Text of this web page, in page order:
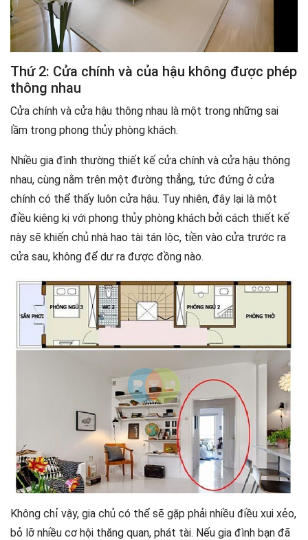
Thứ 2: Cửa chính và của hậu không được phép
thông nhau
Cửa chính và cửa hậu thông nhau là một trong những sai
lầm trong phong thủy phòng khách.
Nhiều gia đình thường thiết kế cửa chính và cửa hậu thông
nhau, cùng nằm trên một đường thẳng, tức đứng ở cửa
chính có thể thấy luôn cửa hậu. Tuy nhiên, đây lại là một
điều kiêng kị với phong thủy phòng khách bởi cách thiết kế
này sẽ khiến chủ nhà hao tài tán lộc, tiền vào cửa trước ra
cửa sau, không để dư ra được đồng nào.
Không chỉ vậy, gia chủ có thể sẽ gặp phải nhiều điều xui xẻo,
bỏ lỡ nhiều cơ hội thăng quan, phát tài. Nếu gia đình bạn đã